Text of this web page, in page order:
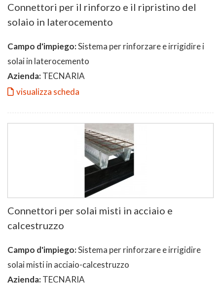
Connettori per il rinforzo e il ripristino del
solaio in laterocemento
Campo d'impiego:Sistema per rinforzare e irrigidire i
solai in laterocemento
Azienda:TECNARIA
visualizza scheda
Connettori per solai misti in acciaio e
calcestruzzo
Campo d'impiego:Sistema per rinforzare e irrigidire
solai misti in acciaio-calcestruzzo
Azienda:TECNARIA